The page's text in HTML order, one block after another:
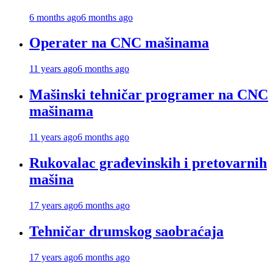
6 months ago6 months ago
Operater na CNC mašinama
11 years ago6 months ago
Mašinski tehničar programer na CNC
mašinama
11 years ago6 months ago
Rukovalac građevinskih i pretovarnih
mašina
17 years ago6 months ago
Tehničar drumskog saobraćaja
17 years ago6 months ago